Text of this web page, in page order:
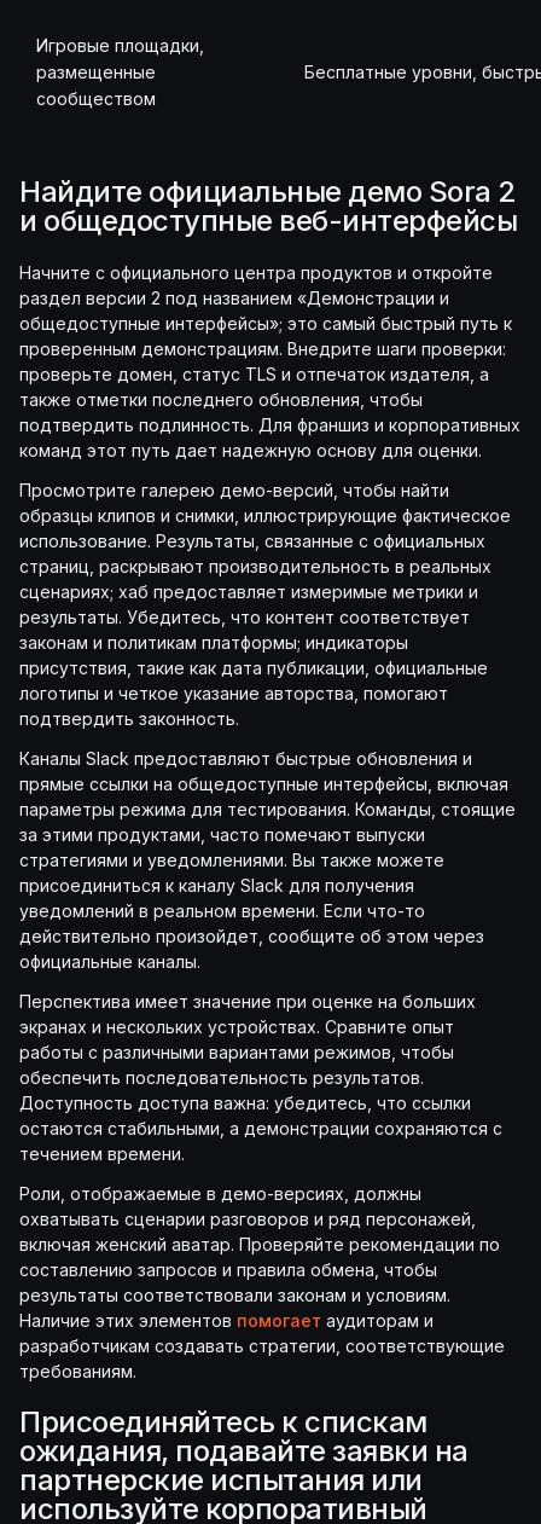
Игровые площадки,
размещенные
сообществом
Бесплатные уровни,
Найдите официальные демо Sora 2
и общедоступные веб-интерфейсы
Начните с официального центра продуктов и откройте
раздел версии 2 под названием «Демонстрации и
общедоступные интерфейсы»; это самый быстрый путь к
проверенным демонстрациям. Внедрите шаги проверки:
проверьте домен, статус TLS и отпечаток издателя, а
также отметки последнего обновления, чтобы
подтвердить подлинность. Для франшиз и корпоративных
команд этот путь дает надежную основу для оценки.
Просмотрите галерею демо-версий, чтобы найти
образцы клипов и снимки, иллюстрирующие фактическое
использование. Результаты, связанные с официальных
страниц, раскрывают производительность в реальных
сценариях; хаб предоставляет измеримые метрики и
результаты. Убедитесь, что контент соответствует
законам и политикам платформы; индикаторы
присутствия, такие как дата публикации, официальные
логотипы и четкое указание авторства, помогают
подтвердить законность.
Каналы Slack предоставляют быстрые обновления и
прямые ссылки на общедоступные интерфейсы, включая
параметры режима для тестирования. Команды, стоящие
за этими продуктами, часто помечают выпуски
стратегиями и уведомлениями. Вы также можете
присоединиться к каналу Slack для получения
уведомлений в реальном времени. Если что-то
действительно произойдет, сообщите об этом через
официальные каналы.
Перспектива имеет значение при оценке на больших
экранах и нескольких устройствах. Сравните опыт
работы с различными вариантами режимов, чтобы
обеспечить последовательность результатов.
Доступность доступа важна: убедитесь, что ссылки
остаются стабильными, а демонстрации сохраняются с
течением времени.
Роли, отображаемые в демо-версиях, должны
охватывать сценарии разговоров и ряд персонажей,
включая женский аватар. Проверяйте рекомендации по
составлению запросов и правила обмена, чтобы
результаты соответствовали законам и условиям.
Наличие этих элементов помогает аудиторам и
разработчикам создавать стратегии, соответствующие
требованиям.
Присоединяйтесь к спискам
ожидания, подавайте заявки на
партнерские испытания или
используйте корпоративный